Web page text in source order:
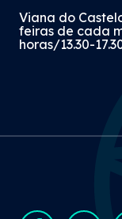
Viana do
feiras de cada
horas/13.30-